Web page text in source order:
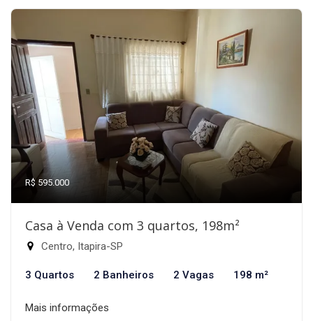
R$ 595.000
Casa à Venda com 3 quartos, 198m²
Centro, Itapira-SP
3 Quartos 2 Banheiros 2 Vagas 198 m²
Mais informações